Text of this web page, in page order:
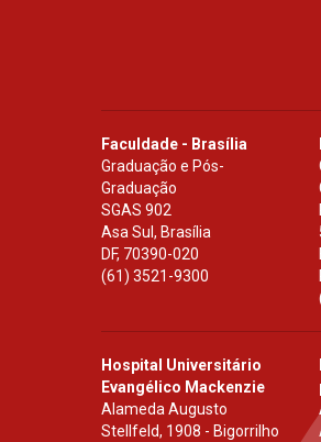
Faculdade - Brasília
Graduação e Pós-
Graduação
SGAS 902
Asa Sul, Brasília
DF, 70390-020
(61) 3521-9300
Hospital Universitário
Evangélico Mackenzie
Alameda Augusto
Stellfeld, 1908 - Bigorrilho